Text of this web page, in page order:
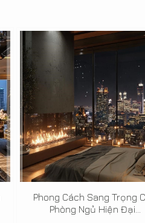
Phong Cách Sang Trọng
Phòng Ngủ Hiện Đại...